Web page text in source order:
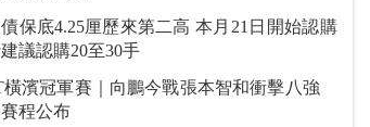
底4.25厘歷來第二高 本月21日開始認購
議認購20至30手
橫濱冠軍賽｜向鵬今戰張本智和衝擊八強
程公布